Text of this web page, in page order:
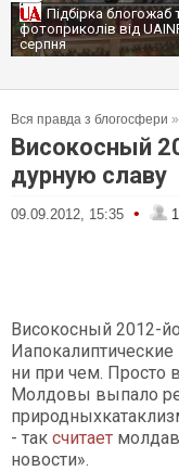
Підбірка блогожаб
фотоприколів від
серпня
Вся правда з блогосфери »
Високосный
дурную славу
09.09.2012, 15:35 •
Високосный 2012-
ни при чем.
Молдовы выпало
- так считает
новости».